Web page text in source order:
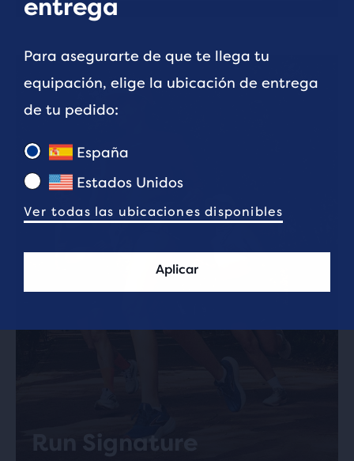
Run Signature
entrega
Para asegurarte de que te llega tu
equipación, elige la ubicación de entrega
de tu pedido:
España
Estados Unidos
Ver todas las ubicaciones disponibles
Aplicar